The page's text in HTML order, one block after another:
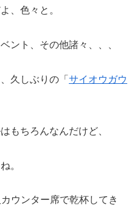
、色々と。
ント、その他諸々、、、
久しぶりの「 サイオウガウ
もちろんなんだけど、
。
ウンター席で乾杯してき